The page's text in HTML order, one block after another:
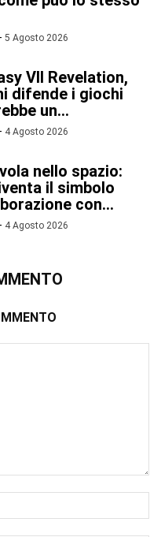
- 5 Agosto 2026
VII Revelation,
difende i giochi
un...
- 4 Agosto 2026
nello spazio:
il simbolo
con...
- 4 Agosto 2026